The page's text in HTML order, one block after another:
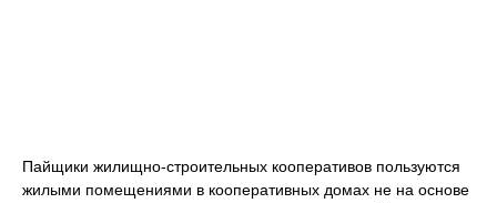
Пайщики жилищно-строительных кооперативов пользуются
жилыми помещениями в кооперативных домах не на основе